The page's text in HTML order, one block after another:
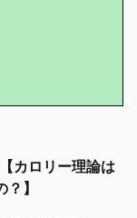
カロリー理論は
】